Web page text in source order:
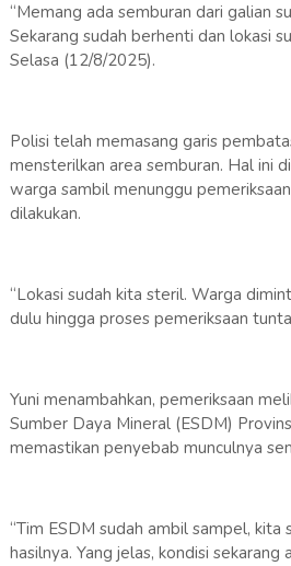
“Memang ada semburan dari galian
Sekarang sudah berhenti dan lokasi
Selasa (12/8/2025).
Polisi telah memasang garis
mensterilkan area semburan. Hal ini
warga sambil menunggu
dilakukan.
“Lokasi sudah kita steril. Warga
dulu hingga proses pemeriksaan
Yuni menambahkan, pemeriksaan
Sumber Daya Mineral (ESDM)
memastikan penyebab munculnya
“Tim ESDM sudah ambil sampel, kita
hasilnya. Yang jelas, kondisi sekarang